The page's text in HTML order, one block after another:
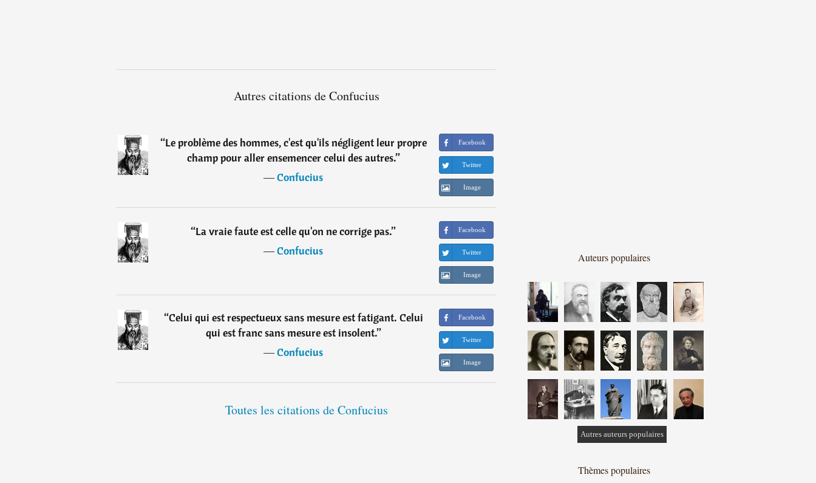
Autres citations de Confucius
“Le problème des hommes, c'est qu'ils négligent leur propre
champ pour aller ensemencer celui des autres.”
―Confucius
Facebook
Twitter
Image
“La vraie faute est celle qu'on ne corrige pas.”
―Confucius
Facebook
Twitter
Image
“Celui qui est respectueux sans mesure est fatigant. Celui
qui est franc sans mesure est insolent.”
―Confucius
Facebook
Twitter
Image
Toutes les citations de Confucius
Auteurs populaires
Autres auteurs populaires
Thèmes populaires